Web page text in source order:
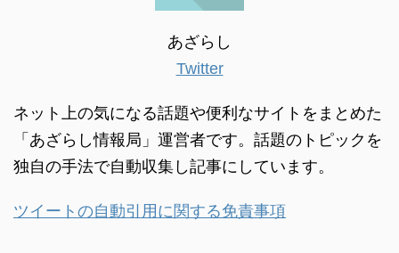
あざらし
Twitter
ネット上の気になる話題や便利なサイトをまとめた
「あざらし情報局」運営者です。話題のトピックを
独自の手法で自動収集し記事にしています。
ツイートの自動引用に関する免責事項